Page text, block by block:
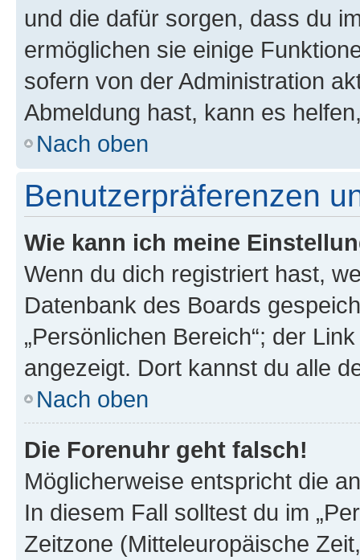
und die dafür sorgen, dass du
ermöglichen sie einige
sofern von der Administration
Abmeldung hast, kann es
Nach oben
Benutzerpräferenzen
Wie kann ich meine
Wenn du dich registriert hast,
Datenbank des Boards
„Persönlichen Bereich“; der
angezeigt. Dort kannst du alle
Nach oben
Die Forenuhr geht falsch!
Möglicherweise entspricht die
In diesem Fall solltest du im
Zeitzone (Mitteleuropäische